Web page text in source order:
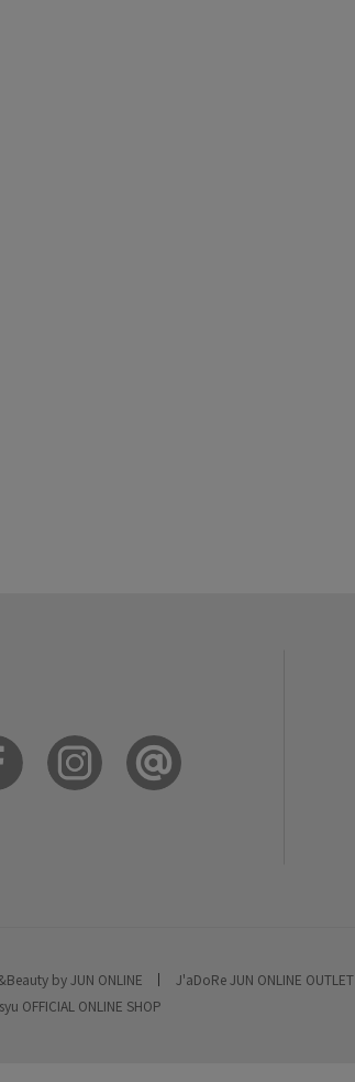
by JUN ONLINE J'aDoRe JUN ONLINE OUTLET
OFFICIAL ONLINE SHOP